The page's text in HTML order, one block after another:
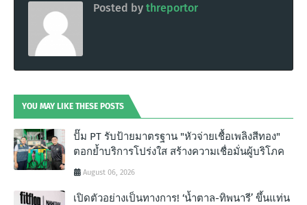
Posted by threportor
YOU MAY LIKE THESE POSTS
ปั๊ม PT รับป้ายมาตรฐาน "หัวจ่ายเชื้อเพลิงสีทอง"
ตอกย้ำบริการโปร่งใส สร้างความเชื่อมั่นผู้บริโภค
August 06, 2026
เปิดตัวอย่างเป็นทางการ! ‘น้ำตาล-ทิพนารี’ ขึ้นแท่น